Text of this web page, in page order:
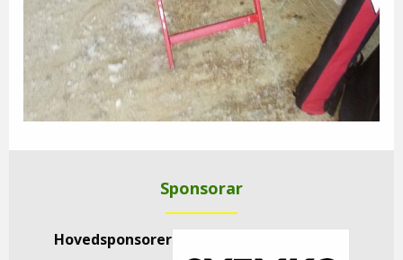
Sponsorar
Hovedsponsorer